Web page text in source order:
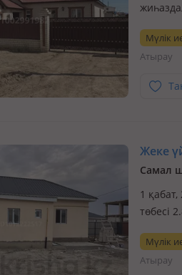
дом в
д…
Мүлік
Атырау
Жеке
Самал
1
төбесі
Мүлік
Атырау